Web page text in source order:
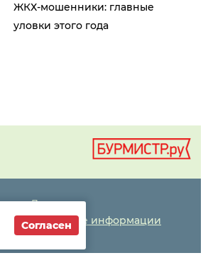
ЖКХ-мошенники: главные
уловки этого года
Дома
Раскрытие информации
Вопросы
Согласен